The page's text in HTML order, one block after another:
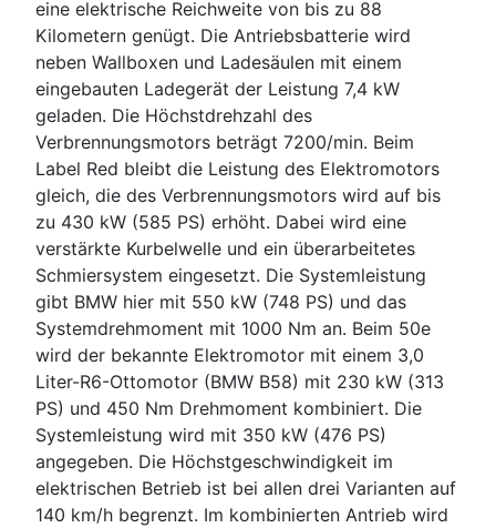
eine elektrische Reichweite von bis zu 88
Kilometern genügt. Die Antriebsbatterie wird
neben Wallboxen und Ladesäulen mit einem
eingebauten Ladegerät der Leistung 7,4 kW
geladen. Die Höchstdrehzahl des
Verbrennungsmotors beträgt 7200/min. Beim
Label Red bleibt die Leistung des Elektromotors
gleich, die des Verbrennungsmotors wird auf bis
zu 430 kW (585 PS) erhöht. Dabei wird eine
verstärkte Kurbelwelle und ein überarbeitetes
Schmiersystem eingesetzt. Die Systemleistung
gibt BMW hier mit 550 kW (748 PS) und das
Systemdrehmoment mit 1000 Nm an. Beim 50e
wird der bekannte Elektromotor mit einem 3,0
Liter-R6-Ottomotor (BMW B58) mit 230 kW (313
PS) und 450 Nm Drehmoment kombiniert. Die
Systemleistung wird mit 350 kW (476 PS)
angegeben. Die Höchstgeschwindigkeit im
elektrischen Betrieb ist bei allen drei Varianten auf
140 km/h begrenzt. Im kombinierten Antrieb wird